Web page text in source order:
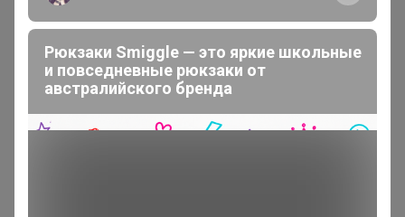
200 000+
пользователей
Рюкзаки Smiggle — это яркие школьные
и повседневные рюкзаки от
австралийского бренда